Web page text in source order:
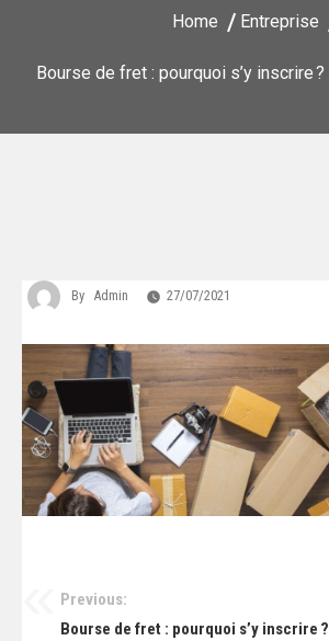
Home Entreprise
Bourse de fret : pourquoi s’y inscrire ?
By Admin 27/07/2021
Navigation
Previous:
Bourse de fret : pourquoi s’y inscrire ?